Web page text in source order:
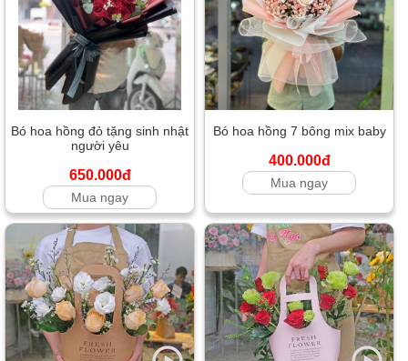
Bó hoa hồng đỏ tặng sinh nhật
người yêu
650.000đ
Mua ngay
Bó hoa hồng 7 bông mix baby
400.000đ
Mua ngay